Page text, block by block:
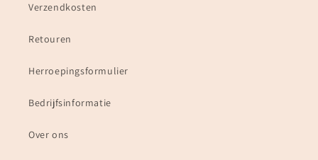
Verzendkosten
Retouren
Herroepingsformulier
Bedrijfsinformatie
Over ons